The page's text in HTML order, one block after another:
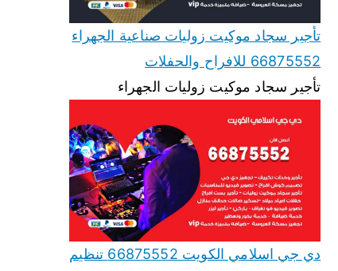
تأجير سجاد موكيت زوليات صناعية الجهراء
66875552 للافراح والحفلات
تأجير سجاد موكيت زوليات الجهراء
دي جي اسلامي الكويت 66875552 تنظيم